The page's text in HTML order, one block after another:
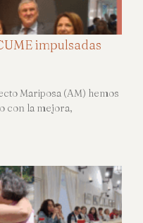
impulsadas
Mariposa (AM) hemos
con la mejora,